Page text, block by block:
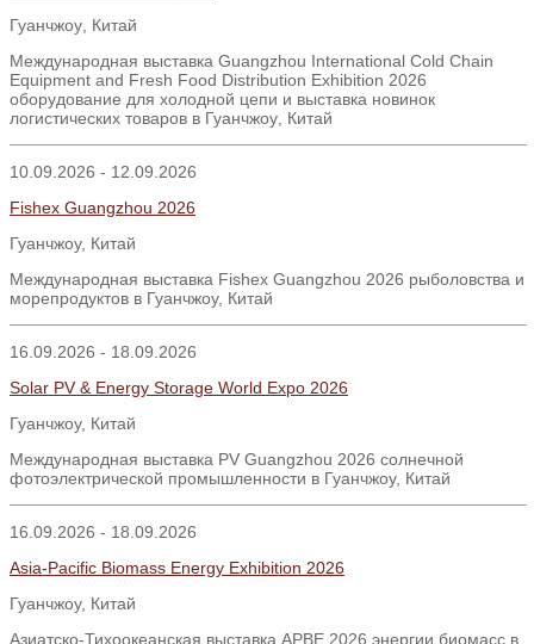
Гуанчжоу Китай
Международная выставка Guangzhou International Cold Chain
Equipment and Fresh Food Distribution Exhibition 2026
оборудование для холодной цепи и выставка новинок
логистических товаров в Гуанчжоу Китай
10.09.2026 - 12.09.2026
Fishex Guangzhou 2026
Гуанчжоу, Китай
Международная выставка Fishex Guangzhou 2026 рыболовства и
морепродуктов в Гуанчжоу, Китай
16.09.2026 - 18.09.2026
Solar PV & Energy Storage World Expo 2026
Гуанчжоу, Китай
Международная выставка PV Guangzhou 2026 солнечной
фотоэлектрической промышленности в Гуанчжоу, Китай
16.09.2026 - 18.09.2026
Asia-Pacific Biomass Energy Exhibition 2026
Гуанчжоу, Китай
Азиатско-Тихоокеанская выставка APBE 2026 энергии биомасс в